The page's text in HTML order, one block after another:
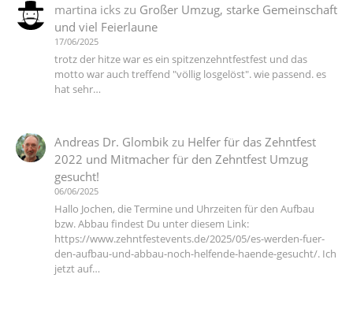
martina ickszu Großer Umzug, starke Gemeinschaft
und viel Feierlaune
17/06/2025
trotz der hitze war es ein spitzenzehntfestfest und das
motto war auch treffend "völlig losgelöst". wie passend. es
hat sehr…
Andreas Dr. Glombik zu Helfer für das Zehntfest
2022 und Mitmacher für den Zehntfest Umzug
gesucht!
06/06/2025
Hallo Jochen, die Termine und Uhrzeiten für den Aufbau
bzw. Abbau findest Du unter diesem Link:
https://www.zehntfestevents.de/2025/05/es-werden-fuer-
den-aufbau-und-abbau-noch-helfende-haende-gesucht/. Ich
jetzt auf…